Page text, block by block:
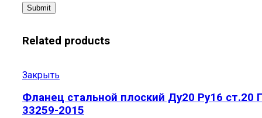
Related products
Закрыть
Фланец стальной плоский Ду20 Ру16 ст.20
33259-2015